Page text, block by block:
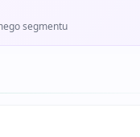
segmentu